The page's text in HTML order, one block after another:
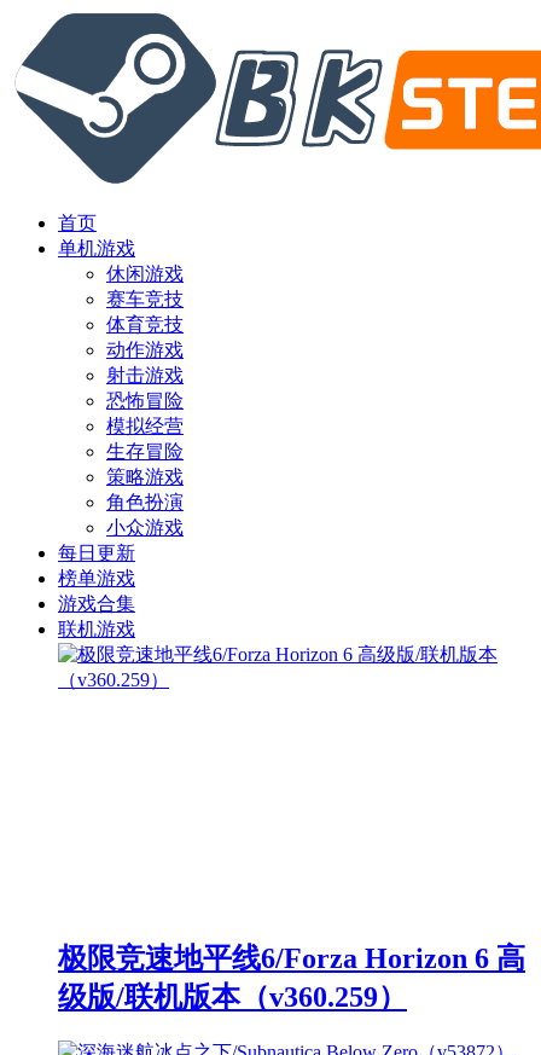
首页
单机游戏
休闲游戏
赛车竞技
体育竞技
动作游戏
射击游戏
恐怖冒险
模拟经营
生存冒险
策略游戏
角色扮演
小众游戏
每日更新
榜单游戏
游戏合集
联机游戏
极限竞速地平线6/Forza Horizon 6 高
级版/联机版本（v360.259）